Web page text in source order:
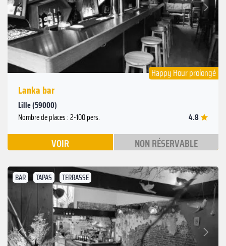
Précédent
Happy Hour prolongé
Lanka bar
Lille (59000)
Nombre de places : 2-100 pers. 4.8
VOIR NON RÉSERVABLE
BAR TAPAS TERRASSE
Précédent
Suivant